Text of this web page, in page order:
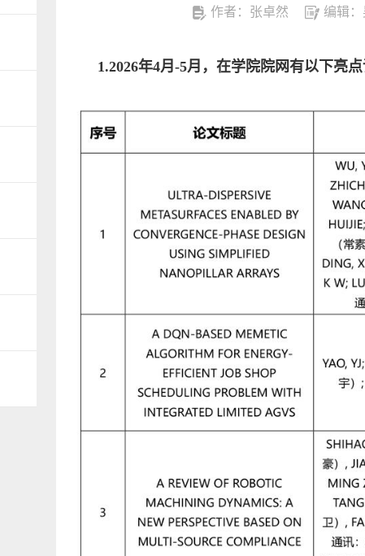
作者：张卓然 编辑
1.2026年4月-5月，在学院院网有以下亮点